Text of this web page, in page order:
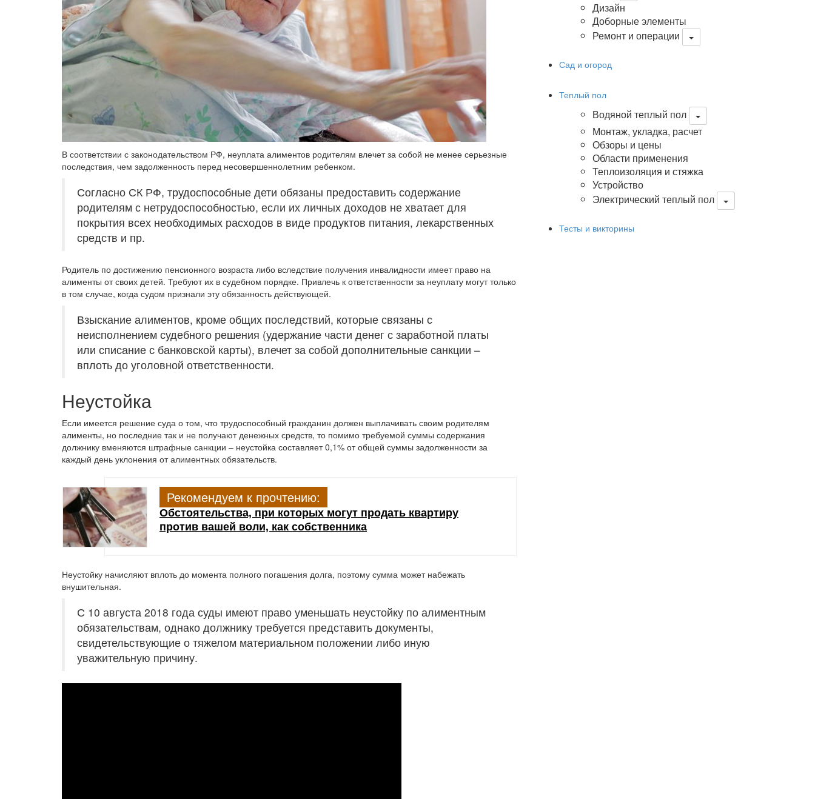
В соответствии с законодательством РФ, неуплата алиментов родителям влечет за собой не менее серьезные
последствия, чем задолженность перед несовершеннолетним ребенком.
Согласно СК РФ, трудоспособные дети обязаны предоставить содержание
родителям с нетрудоспособностью, если их личных доходов не хватает для
покрытия всех необходимых расходов в виде продуктов питания, лекарственных
средств и пр.
Родитель по достижению пенсионного возраста либо вследствие получения инвалидности имеет право на
алименты от своих детей. Требуют их в судебном порядке. Привлечь к ответственности за неуплату могут только
в том случае, когда судом признали эту обязанность действующей.
Взыскание алиментов, кроме общих последствий, которые связаны с
неисполнением судебного решения (удержание части денег с заработной платы
или списание с банковской карты), влечет за собой дополнительные санкции –
вплоть до уголовной ответственности.
Неустойка
Если имеется решение суда о том, что трудоспособный гражданин должен выплачивать своим родителям
алименты, но последние так и не получают денежных средств, то помимо требуемой суммы содержания
должнику вменяются штрафные санкции – неустойка составляет 0,1% от общей суммы задолженности за
каждый день уклонения от алиментных обязательств.
Рекомендуем к прочтению:
Обстоятельства, при которых могут продать квартиру
против вашей воли, как собственника
Неустойку начисляют вплоть до момента полного погашения долга, поэтому сумма может набежать
внушительная.
С 10 августа 2018 года суды имеют право уменьшать неустойку по алиментным
обязательствам, однако должнику требуется представить документы,
свидетельствующие о тяжелом материальном положении либо иную
уважительную причину.
Дизайн
Доборные элементы
Ремонт и операции
Сад и огород
Теплый пол
Водяной теплый пол
Монтаж, укладка, расчет
Обзоры и цены
Области применения
Теплоизоляция и стяжка
Устройство
Электрический теплый пол
Тесты и викторины